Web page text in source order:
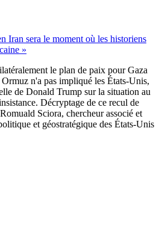
Iran sera le moment où les historiens
»
le plan de paix pour Gaza
n'a pas impliqué les États-Unis,
de Donald Trump sur la situation au
Décryptage de ce recul de
Sciora, chercheur associé et
et géostratégique des États-Unis